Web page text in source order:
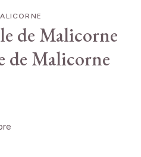
de Malicorne
de Malicorne